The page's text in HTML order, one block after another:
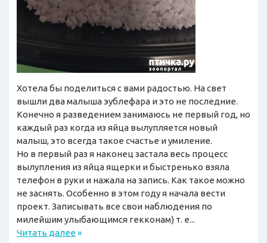
Хотела бы поделиться с вами радостью. На свет
вышли два малыша эублефара и это не последние.
Конечно я разведением занимаюсь не первый год, но
каждый раз когда из яйца вылупляется новый
малыш, это всегда такое счастье и умиление.
Но в первый раз я наконец застала весь процесс
вылупления из яйца ящерки и быстренько взяла
телефон в руки и нажала на запись. Как такое можно
не заснять. Особенно в этом году я начала вести
проект. Записывать все свои наблюдения по
милейшим улыбающимся гекконам) т. е...
Читать далее»